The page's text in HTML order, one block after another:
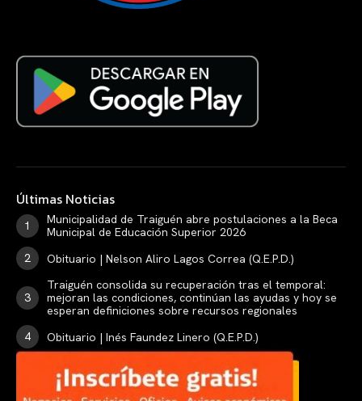
Últimas Noticias
Municipalidad de Traiguén abre postulaciones a la Beca
Municipal de Educación Superior 2026
Obituario | Nelson Aliro Lagos Correa (Q.E.P.D.)
Traiguén consolida su recuperación tras el temporal:
mejoran las condiciones, continúan las ayudas y hoy se
esperan definiciones sobre recursos regionales
Obituario | Inés Faundez Linero (Q.E.P.D.)